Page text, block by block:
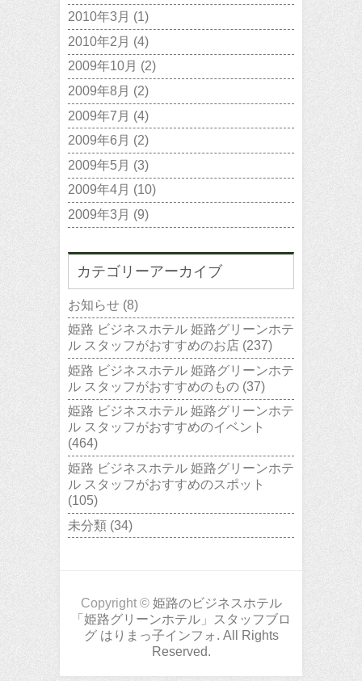
2010年3月 (1)
2010年2月 (4)
2009年10月 (2)
2009年8月 (2)
2009年7月 (4)
2009年6月 (2)
2009年5月 (3)
2009年4月 (10)
2009年3月 (9)
カテゴリーアーカイブ
お知らせ (8)
姫路 ビジネスホテル 姫路グリーンホテ
ル スタッフがおすすめのお店 (237)
姫路 ビジネスホテル 姫路グリーンホテ
ル スタッフがおすすめのもの (37)
姫路 ビジネスホテル 姫路グリーンホテ
ル スタッフがおすすめのイベント
(464)
姫路 ビジネスホテル 姫路グリーンホテ
ル スタッフがおすすめのスポット
(105)
未分類 (34)
Copyright © 姫路のビジネスホテル
「姫路グリーンホテル」スタッフブロ
グ はりまっ子インフォ. All Rights
Reserved.